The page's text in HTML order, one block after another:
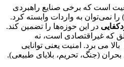
است که برخی صنایع راهبردی
را نمی‌توان به واردات وابسته کرد.
در این حوزه‌ها را تضمین کند.
که غیراقتصادی است، نه
می برد. امنیت یعنی توانایی
(جنگ، تحریم، بلایای طبیعی).